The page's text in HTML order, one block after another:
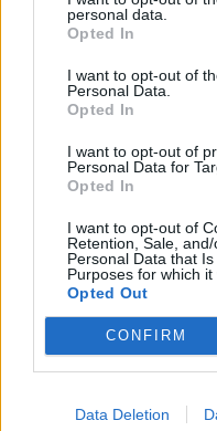
personal data.
Opted In
I want to opt-out of
Personal Data.
Opted In
I want to opt-out of
Personal Data for
Opted In
I want to opt-out of
Retention, Sale,
Personal Data that
Purposes for which it
Opted Out
CONFIRM
Data Deletion
Από τον Αγροτικό
στον Πρόεδρο του
Μανιατακείου
Δημήτριο Μανιατάκη
Επιτραπέζιας Ελιάς
Πέμπτη, 18 Απριλίου 2019 -
Δημήτρη Μανιατάκη
δημοσίευμα
Συνέντευξη Δημήτρη
προτεραιότητες